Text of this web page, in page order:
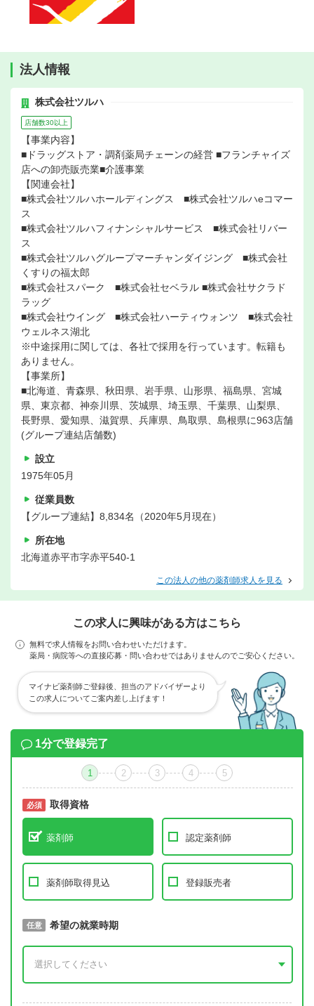
法人情報
株式会社ツルハ
店舗数30以上
【事業内容】
■ドラッグストア・調剤薬局チェーンの経営 ■フランチャイズ
店への卸売販売業■介護事業
【関連会社】
■株式会社ツルハホールディングス ■株式会社ツルハeコマー
ス
■株式会社ツルハフィナンシャルサービス ■株式会社リバー
ス
■株式会社ツルハグループマーチャンダイジング ■株式会社
くすりの福太郎
■株式会社スパーク ■株式会社セベラル ■株式会社サクラド
ラッグ
■株式会社ウイング ■株式会社ハーティウォンツ ■株式会社
ウェルネス湖北
※中途採用に関しては、各社で採用を行っています。転籍も
ありません。
【事業所】
■北海道、青森県、秋田県、岩手県、山形県、福島県、宮城
県、東京都、神奈川県、茨城県、埼玉県、千葉県、山梨県、
長野県、愛知県、滋賀県、兵庫県、鳥取県、島根県に963店舗
(グループ連結店舗数)
設立
1975年05月
従業員数
【グループ連結】8,834名（2020年5月現在）
所在地
北海道赤平市字赤平540-1
この法人の他の薬剤師求人を見る
この求人に興味がある方はこちら
無料で求人情報をお問い合わせいただけます。
薬局・病院等への直接応募・問い合わせではありませんのでご安心ください。
マイナビ薬剤師ご登録後、担当のアドバイザーより
この求人についてご案内差し上げます！
1分で登録完了
1 2 3 4 5
必須 取得資格
薬剤師 認定薬剤師
薬剤師取得見込 登録販売者
必須 取得予定年
任意 希望の就業時期